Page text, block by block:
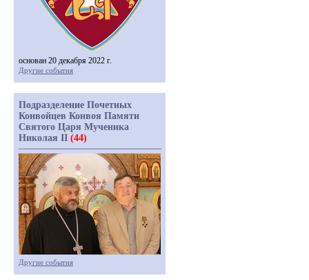
основан 20 декабря 2022 г.
Другие события
Подразделение Почетных
Конвойцев Конвоя Памяти
Святого Царя Мученика
Николая II (44)
Другие события